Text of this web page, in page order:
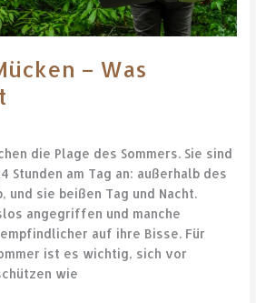
– Was
die Plage des Sommers. Sie sind
Stunden am Tag an: außerhalb des
und sie beißen Tag und Nacht.
angegriffen und manche
auf ihre Bisse. Für
ist es wichtig, sich vor
wie